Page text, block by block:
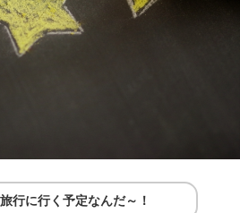
行に行く予定なんだ～！